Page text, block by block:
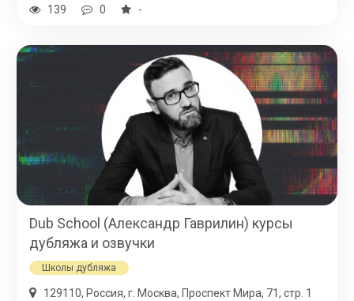
139 0 -
Dub School (Александр Гаврилин) курсы
дубляжа и озвучки
Школы дубляжа
129110, Россия, г. Москва, Проспект Мира, 71, стр. 1